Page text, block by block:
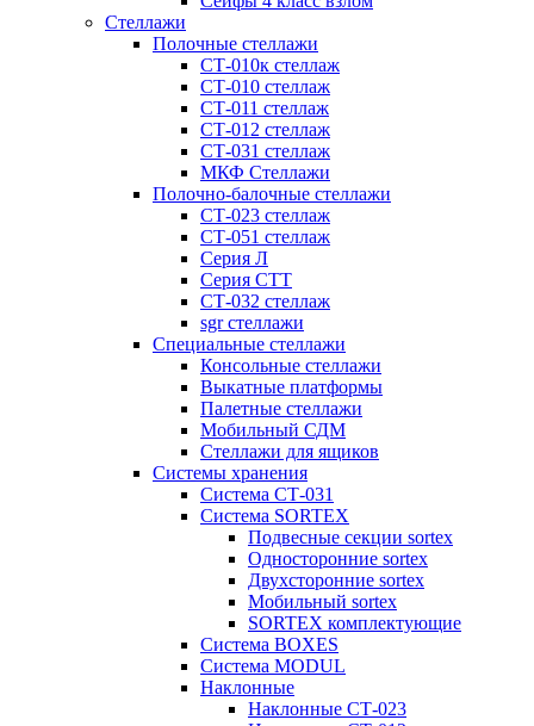
Стеллажи
Полочные стеллажи
СТ-010к стеллаж
СТ-010 стеллаж
СТ-011 стеллаж
СТ-012 стеллаж
СТ-031 стеллаж
МКФ Стеллажи
Полочно-балочные стеллажи
СТ-023 стеллаж
СТ-051 стеллаж
Серия Л
Серия СТТ
СТ-032 стеллаж
sgr стеллажи
Специальные стеллажи
Консольные стеллажи
Выкатные платформы
Палетные стеллажи
Мобильный СДМ
Стеллажи для ящиков
Системы хранения
Система СТ-031
Система SORTEX
Подвесные секции sortex
Односторонние sortex
Двухсторонние sortex
Мобильный sortex
SORTEX комплектующие
Система BOXES
Система MODUL
Наклонные
Наклонные СТ-023